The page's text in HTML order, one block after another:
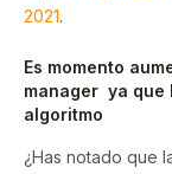
2021.
Es momento
manager ya que
algoritmo
¿Has notado que